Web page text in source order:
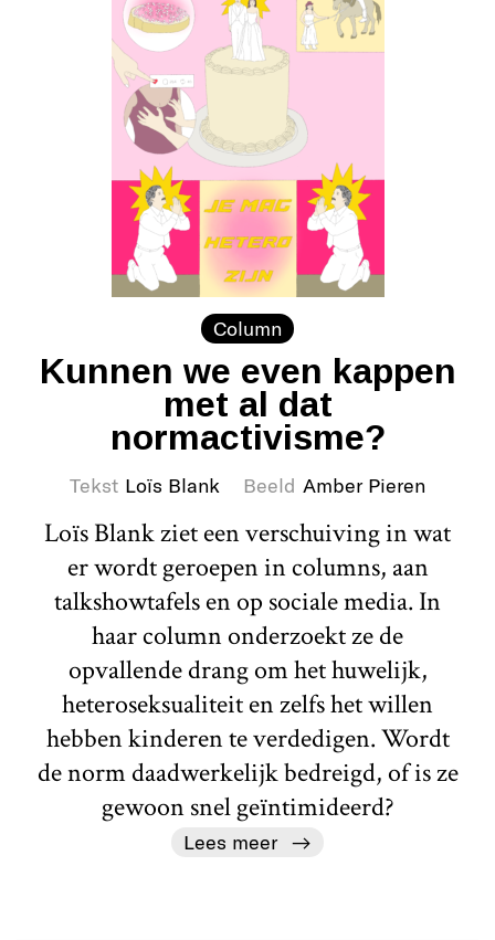
Column
Kunnen we even kappen
met al dat
normactivisme?
Tekst Loïs Blank Beeld Amber Pieren
Loïs Blank ziet een verschuiving in wat
er wordt geroepen in columns, aan
talkshowtafels en op sociale media. In
haar column onderzoekt ze de
opvallende drang om het huwelijk,
heteroseksualiteit en zelfs het willen
hebben kinderen te verdedigen. Wordt
de norm daadwerkelijk bedreigd, of is ze
gewoon snel geïntimideerd?
Lees meer